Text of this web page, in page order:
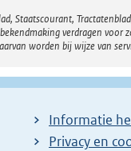
Staatscourant,
verdragen
worden bij wijze van
Informatie
Privacy en